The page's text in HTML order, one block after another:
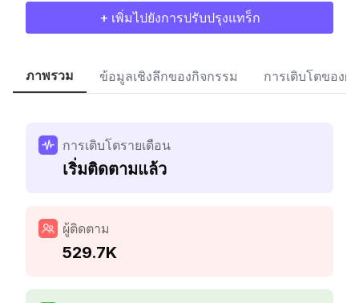
+ เพิ่มไปยังการปรับปรุงแทร็ก
ภาพรวม ข้อมูลเชิงลึกของกิจกรรม การเติบโตของผู้
การเติบโตรายเดือน
เริ่มติดตามแล้ว
ผู้ติดตาม
529.7K